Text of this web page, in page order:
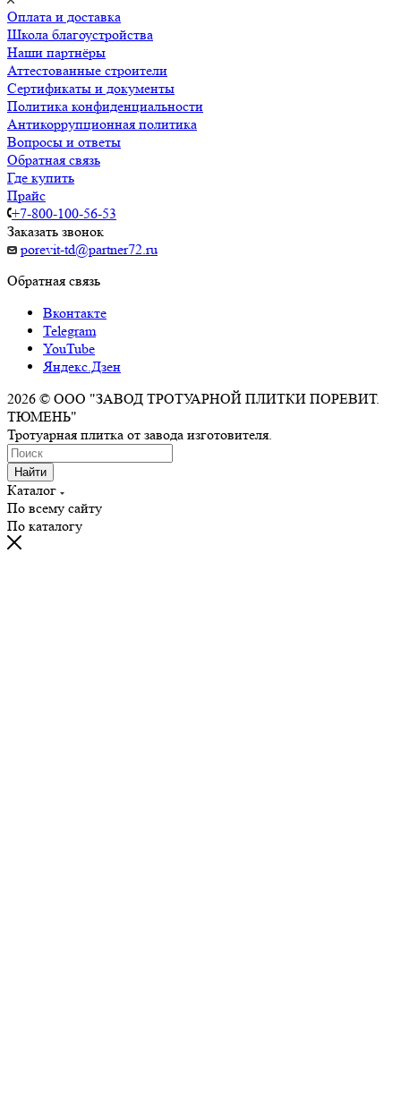
Оплата и доставка
Школа благоустройства
Наши партнёры
Аттестованные строители
Сертификаты и документы
Политика конфиденциальности
Антикоррупционная политика
Вопросы и ответы
Обратная связь
Где купить
Прайс
+7-800-100-56-53
Заказать звонок
porevit-td@partner72.ru
Обратная связь
Вконтакте
Telegram
YouTube
Яндекс.Дзен
2026 © ООО "ЗАВОД ТРОТУАРНОЙ ПЛИТКИ ПОРЕВИТ.
ТЮМЕНЬ"
Тротуарная плитка от завода изготовителя.
Найти
Каталог
По всему сайту
По каталогу